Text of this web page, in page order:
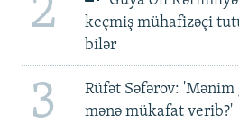
2
keçmiş mühafizəçi
bilər
3
Rüfət Səfərov: 'Mənim
mənə mükafat verib?'